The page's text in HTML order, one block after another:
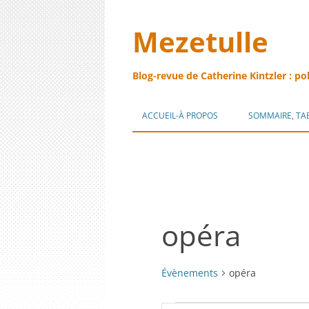
Mezetulle
Blog-revue de Catherine Kintzler :
ACCUEIL-À PROPOS SOMMAIRE,
opéra
Évènements opéra